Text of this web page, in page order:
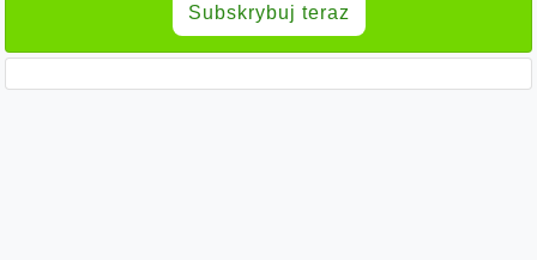
Subskrybuj teraz